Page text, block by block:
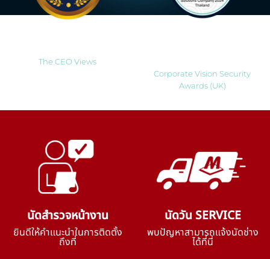
The CEO Views
Corporate Vision Security
Awards (UK)
นัดสำรวจหน้างาน
ยินดีให้คำแนะนำในการติดตั้ง
ถึงที่
นัดวัน SERVICE
พบปัญหาสามารถแจ้งนัดช่าง
ได้ที่นี่